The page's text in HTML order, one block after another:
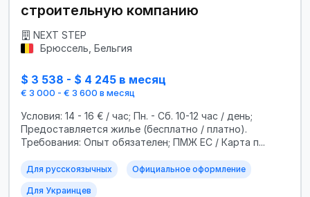
строительную компанию
NEXT STEP
Брюссель, Бельгия
$ 3 538 - $ 4 245 в месяц
€ 3 000 - € 3 600 в месяц
Условия: 14 - 16 € / час; Пн. - Сб. 10-12 час / день;
Предоставляется жилье (бесплатно / платно).
Требования: Опыт обязателен; ПМЖ ЕС / Карта п...
Для русскоязычных Официальное оформление
Для Украинцев